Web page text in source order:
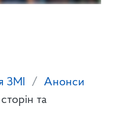
ЗМІ
Анонси
та